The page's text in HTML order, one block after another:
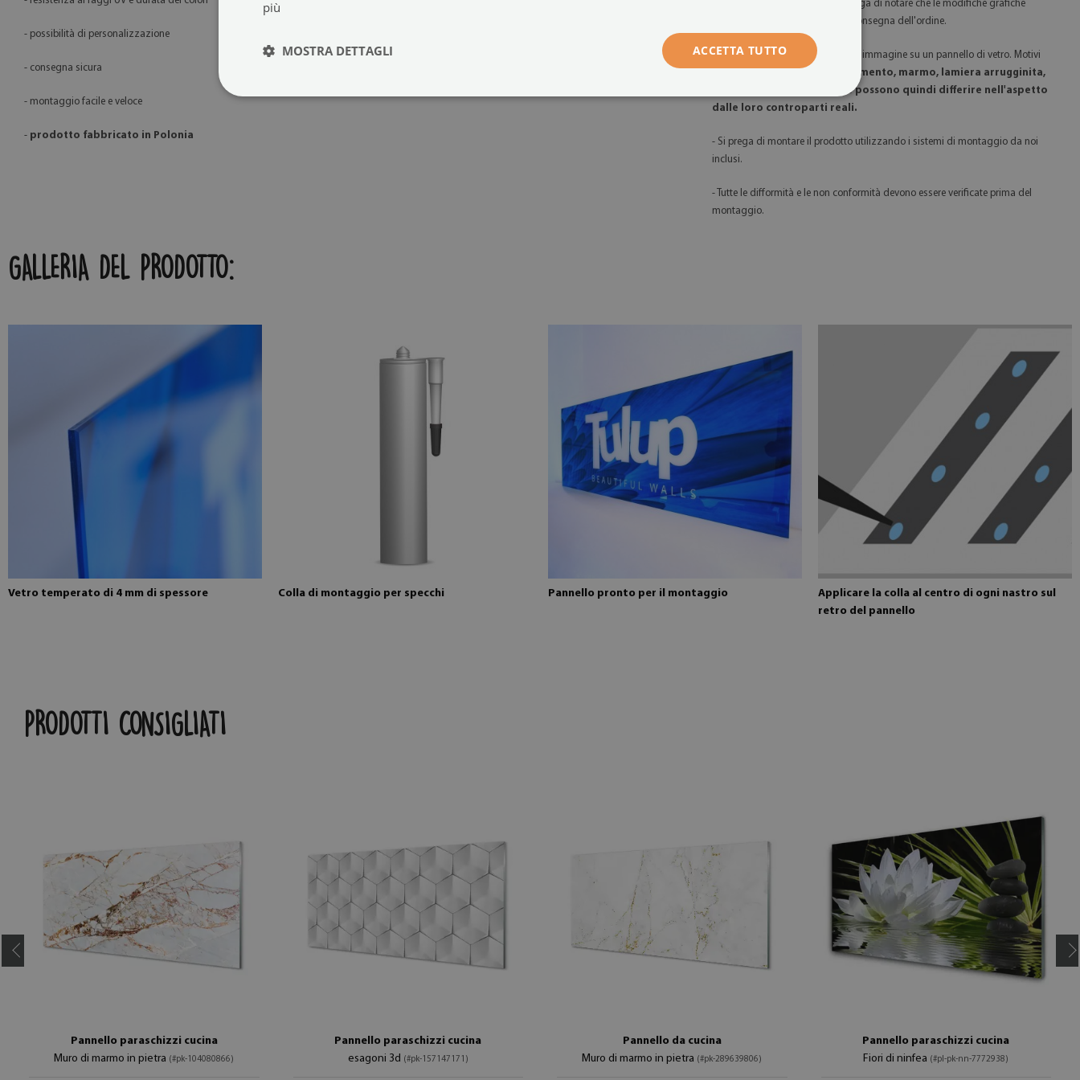
- possibilità di personalizzazione
- consegna sicura
- montaggio facile e veloce
- prodotto fabbricato in Polonia
prodotto pronto per il montaggio. Il set include
anche un adesivo polimerico professionale.
grafiche su vostra richiesta. Si prega di notare che le modifiche grafiche
possono prolungare il tempo di consegna dell'ordine.
- Ricorda che stai acquistando un'immagine su un pannello di vetro. Motivi
glitter, oro, argento, cemento, marmo, lamiera arrugginita,
legno, ecc. sono stampati e possono quindi differire nell'aspetto
dalle loro controparti reali.
- Si prega di montare il prodotto utilizzando i sistemi di montaggio da noi
inclusi.
- Tutte le difformità e le non conformità devono essere verificate prima del
montaggio.
GALLERIA DEL PRODOTTO:
Vetro temperato di 4 mm di spessore Colla di montaggio per specchi Pannello pronto per il montaggio
Applicare la colla al centro di ogni nastro sul
retro del pannello
PRODOTTI CONSIGLIATI
Pannello paraschizzi cucina
Muro di marmo in pietra (#pk-104080866)
Pannello paraschizzi cucina
esagoni 3d (#pk-157147171)
Pannello da cucina
Muro di marmo in pietra (#pk-289639806)
Pannello paraschizzi cucina
Fiori di ninfea (#pl-pk-nn-7772938)
più
ACCETTA TUTTO
MOSTRA DETTAGLI